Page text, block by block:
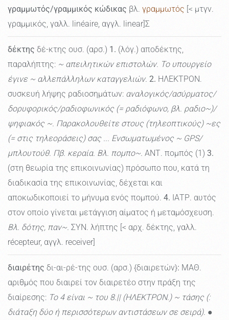
γραμμωτός/γραμμικός κώδικας βλ. γραμμωτός [< μτγν.
γραμμικός, γαλλ. linéaire, αγγλ. linear]Σ
δέκτης δέ-κτης ουσ. (αρσ.) 1. (λόγ.) αποδέκτης,
παραλήπτης: ~ απειλητικών επιστολών. Το υπουργείο
έγινε ~ αλλεπάλληλων καταγγελιών. 2. ΗΛΕΚΤΡΟΝ.
συσκευή λήψης ραδιοσημάτων: αναλογικός/ασύρματος/
δορυφορικός/ραδιοφωνικός (= ραδιόφωνο, βλ. ραδιο~)/
ψηφιακός ~. Παρακολουθείτε στους (τηλεοπτικούς) ~ες
(= στις τηλεοράσεις) σας ... Ενσωματωμένος ~ GPS/
μπλουτούθ. Πβ. κεραία. Βλ. πομπο~. ΑΝΤ. πομπός (1) 3.
(στη θεωρία της επικοινωνίας) πρόσωπο που, κατά τη
διαδικασία της επικοινωνίας, δέχεται και
αποκωδικοποιεί το μήνυμα ενός πομπού. 4. ΙΑΤΡ. αυτός
στον οποίο γίνεται μετάγγιση αίματος ή μεταμόσχευση.
Βλ. δότης, παν~. ΣΥΝ. λήπτης [< αρχ. δέκτης, γαλλ.
récepteur, αγγλ. receiver]
διαιρέτης δι-αι-ρέ-της ουσ. (αρσ.) {διαιρετών}: ΜΑΘ.
αριθμός που διαιρεί τον διαιρετέο στην πράξη της
διαίρεσης: Το 4 είναι ~ του 8.|| (ΗΛΕΚΤΡΟΝ.) ~ τάσης (:
διάταξη δύο ή περισσότερων αντιστάσεων σε σειρά). ●